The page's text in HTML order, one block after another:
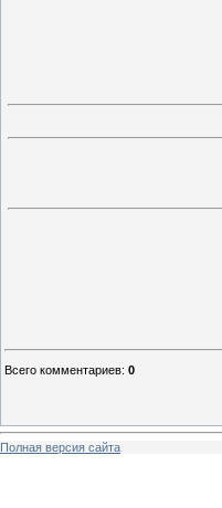
Всего комментариев: 0
Полная версия сайта